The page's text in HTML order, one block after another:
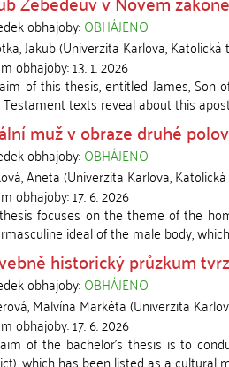
obhajoby:OBHÁJENO
Jakub(Univerzita Karlova,
obhajoby:13. 1. 2026
of this thesis, entitled James,
texts reveal about this
muž v obraze druhé
obhajoby:OBHÁJENO
Aneta(Univerzita Karlova,
obhajoby:17. 6. 2026
focuses on the theme of the
ideal of the male body,
historický průzkum
obhajoby:OBHÁJENO
Malvína Markéta(Univerzita
obhajoby:17. 6. 2026
of the bachelor's thesis is to
which has been listed as a cultural